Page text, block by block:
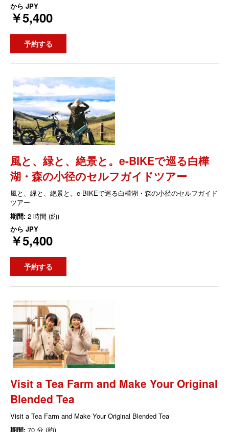
から JPY
￥5,400
予約する
風と、緑と、絶景と。e-BIKEで巡る白樺
湖・森の小径のセルフガイドツアー
風と、緑と、絶景と。e-BIKEで巡る白樺湖・森の小径のセルフガイド
ツアー
期間: 2 時間 (約)
から JPY
￥5,400
予約する
Visit a Tea Farm and Make Your Original
Blended Tea
Visit a Tea Farm and Make Your Original Blended Tea
期間: 70 分 (約)